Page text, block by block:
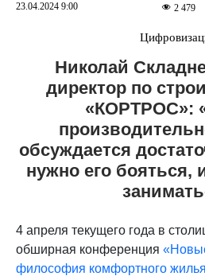
23.04.2024 9:00 2 479
Николай
директор по
«КОРТРОС»:
обсуждается
нужно его бояться,
4 апреля текущего года в
обширная конференция
философия комфортного